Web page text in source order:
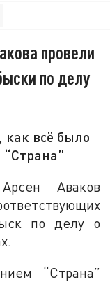
провели
по делу
всё было
Аваков
по делу о
“Страна”